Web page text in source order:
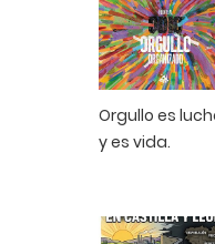
Orgullo es
y es vida.